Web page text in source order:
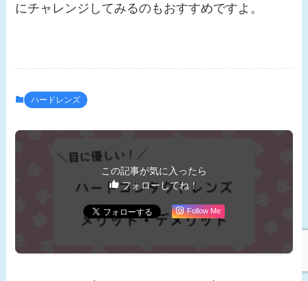
にチャレンジしてみるのもおすすめですよ。
ハードレンズ
この記事が気に入ったら
フォローしてね！
Follow Me